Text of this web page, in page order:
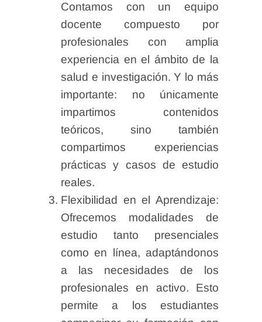
Contamos con un equipo
docente compuesto por
profesionales con amplia
experiencia en el ámbito de la
salud e investigación. Y lo más
importante: no únicamente
impartimos contenidos
teóricos, sino también
compartimos experiencias
prácticas y casos de estudio
reales.
Flexibilidad en el Aprendizaje:
Ofrecemos modalidades de
estudio tanto presenciales
como en línea, adaptándonos
a las necesidades de los
profesionales en activo. Esto
permite a los estudiantes